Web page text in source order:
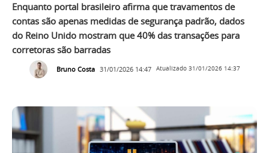
Enquanto portal brasileiro afirma que travamentos de
contas são apenas medidas de segurança padrão, dados
do Reino Unido mostram que 40% das transações para
corretoras são barradas
Bruno Costa 31/01/2026 14:47 Atualizado 31/01/2026 14:37